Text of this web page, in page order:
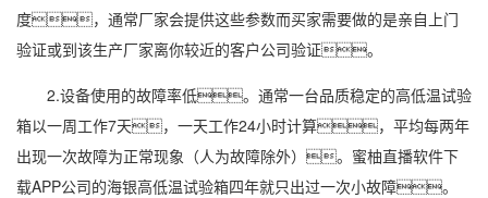
度，通常厂家会提供这些参数而买家需要做的是亲自上门
验证或到该生产厂家离你较近的客户公司验证。
2.设备使用的故障率低。通常一台品质稳定的高低温试验
箱以一周工作7天，一天工作24小时计算，平均每两年
出现一次故障为正常现象（人为故障除外）。蜜柚直播软件下
载APP公司的海银高低温试验箱四年就只出过一次小故障。